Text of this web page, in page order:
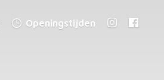
Openingstijden